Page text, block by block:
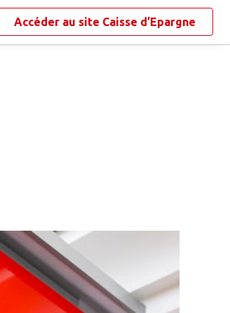
Accéder au site Caisse d’Epargne